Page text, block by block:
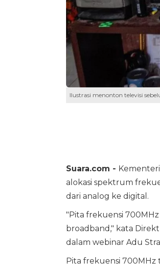
Ilustrasi menonton televisi
Suara.com -
alokasi spektrum
dari analog ke digital.
"Pita frekuensi
broadband," kata
dalam webinar Adu
Pita frekuensi 700MHz